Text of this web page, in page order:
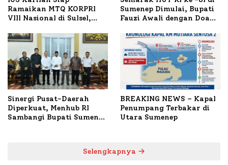
Ramaikan MTQ KORPRI
VIII Nasional di Sulsel,
Sumenep Dimulai, Bupati
Fauzi Awali dengan Doa
Terbakar
Sinergi Pusat-Daerah
Diperkuat, Menhub RI
Sambangi Bupati Sumenep
BREAKING NEWS – Kapal
Penumpang Terbakar di
Utara Sumenep
Selengkapnya